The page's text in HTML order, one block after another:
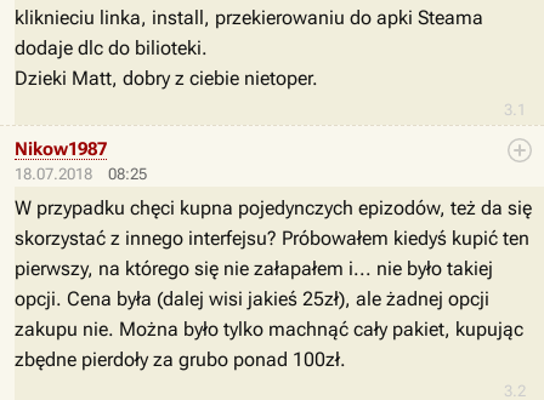
3.1
kliknieciu linka, install, przekierowaniu do apki Steama
dodaje dlc do bilioteki.
Dzieki Matt, dobry z ciebie nietoper.
18.07.2018 08:25
3.2
Nikow1987
W przypadku chęci kupna pojedynczych epizodów, też da się
skorzystać z innego interfejsu? Próbowałem kiedyś kupić ten
pierwszy, na którego się nie załapałem i... nie było takiej
opcji. Cena była (dalej wisi jakieś 25zł), ale żadnej opcji
zakupu nie. Można było tylko machnąć cały pakiet, kupując
zbędne pierdoły za grubo ponad 100zł.